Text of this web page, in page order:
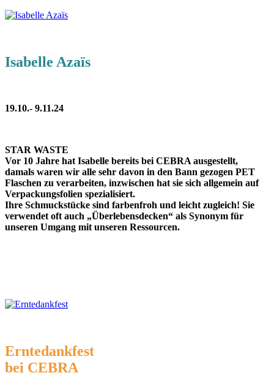
Isabelle Azaïs
19.10.- 9.11.24
STAR WASTE
Vor 10 Jahre hat Isabelle bereits bei CEBRA ausgestellt,
damals waren wir alle sehr davon in den Bann gezogen PET
Flaschen zu verarbeiten, inzwischen hat sie sich allgemein auf
Verpackungsfolien spezialisiert.
Ihre Schmuckstücke sind farbenfroh und leicht zugleich! Sie
verwendet oft auch „Überlebensdecken“ als Synonym für
unseren Umgang mit unseren Ressourcen.
Erntedankfest
bei CEBRA